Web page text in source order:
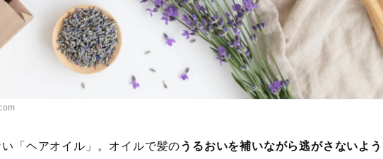
「ヘアオイル」。オイルで髪のうるおいを補いながら逃がさないよう